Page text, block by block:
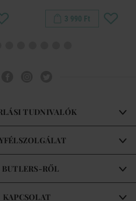
3 990 Ft
TUDNIVALÓK
BUTLERS-RŐL
KAPCSOLAT